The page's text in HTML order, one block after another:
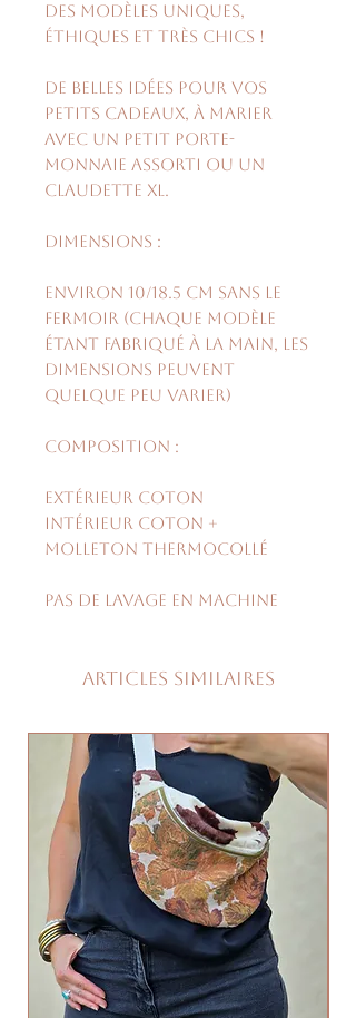
Des modèles uniques,
éthiques et très chics !
De belles idées pour vos
petits cadeaux, à marier
avec un petit porte-
monnaie assorti ou un
Claudette XL.
Dimensions :
environ 10/18.5 cm sans le
fermoir (chaque modèle
étant fabriqué à la main, les
dimensions peuvent
quelque peu varier)
Composition :
extérieur coton
intérieur coton +
molleton thermocollé
Pas de lavage en machine
Articles similaires